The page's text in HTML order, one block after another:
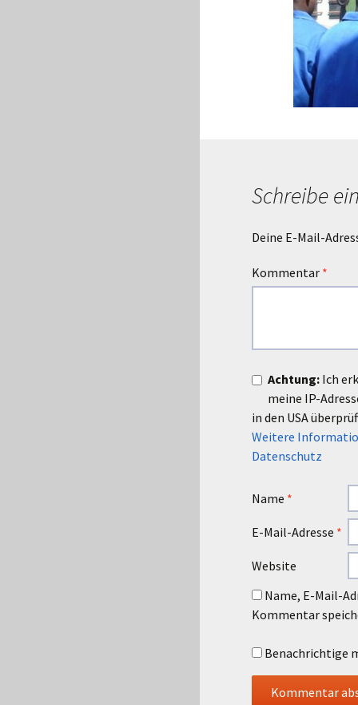
Schreibe
Deine E-Mail-
Kommentar *
Achtung:Ich
meine IP-
in den USA
Weitere
Datenschutz
Name *
E-Mail-Adresse *
Website
Name, E-Mail-
Kommentar
Benachrichtige